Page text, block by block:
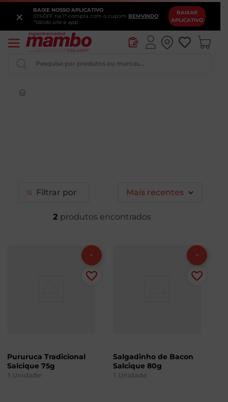
BAIXE NOSSO APLICATIVO
10%OFF na 1ª compra com o cupom BEMVINDO
*Válido site e app
BAIXAR
APLICATIVO
×
Pesquise por produtos ou marcas...
Filtrar Mais recentes
2
Pururuca Tradicional
Salcique 75g
1 Unidade
Salgadinho de Bacon
Salcique 80g
1 Unidade